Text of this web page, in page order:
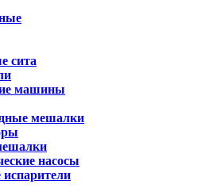
сита
машины
мешалки
насосы